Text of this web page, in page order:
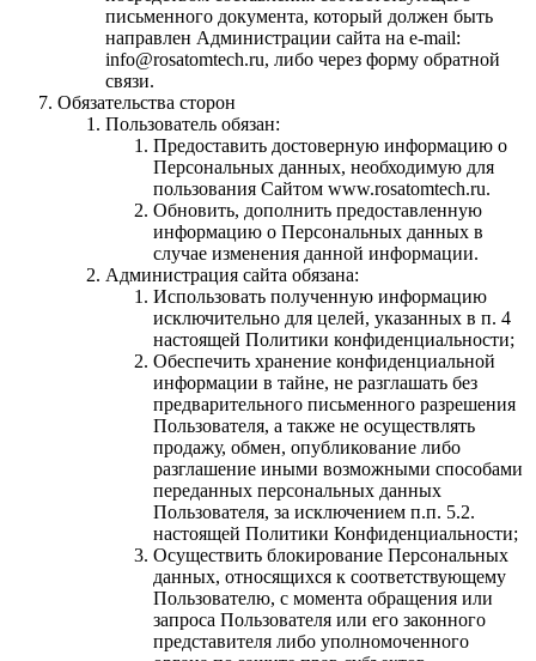
письменного документа, который должен быть
направлен Администрации сайта на e-mail:
info@rosatomtech.ru, либо через форму обратной
связи.
Обязательства сторон
Пользователь обязан:
Предоставить достоверную информацию о
Персональных данных, необходимую для
пользования Сайтом www.rosatomtech.ru.
Обновить, дополнить предоставленную
информацию о Персональных данных в
случае изменения данной информации.
Администрация сайта обязана:
Использовать полученную информацию
исключительно для целей, указанных в п. 4
настоящей Политики конфиденциальности;
Обеспечить хранение конфиденциальной
информации в тайне, не разглашать без
предварительного письменного разрешения
Пользователя, а также не осуществлять
продажу, обмен, опубликование либо
разглашение иными возможными способами
переданных персональных данных
Пользователя, за исключением п.п. 5.2.
настоящей Политики Конфиденциальности;
Осуществить блокирование Персональных
данных, относящихся к соответствующему
Пользователю, с момента обращения или
запроса Пользователя или его законного
представителя либо уполномоченного